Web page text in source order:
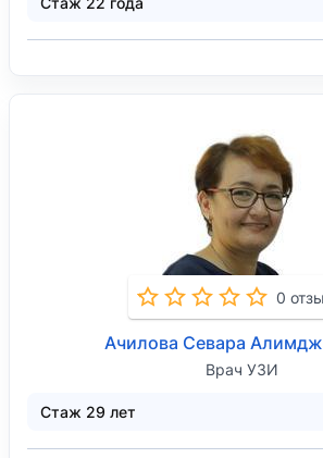
0
Ачилова Севара
Врач УЗИ
Стаж 29 лет